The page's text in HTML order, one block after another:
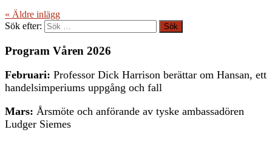
« Äldre inlägg
Sök efter:
Program Våren 2026
Februari: Professor Dick Harrison berättar om Hansan, ett
handelsimperiums uppgång och fall
Mars: Årsmöte och anförande av tyske ambassadören
Ludger Siemes